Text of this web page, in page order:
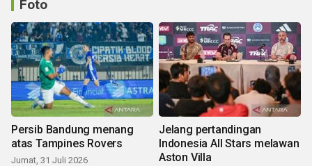
Foto
Persib Bandung menang
atas Tampines Rovers
Jumat, 31 Juli 2026
Jelang pertandingan
Indonesia All Stars melawan
Aston Villa